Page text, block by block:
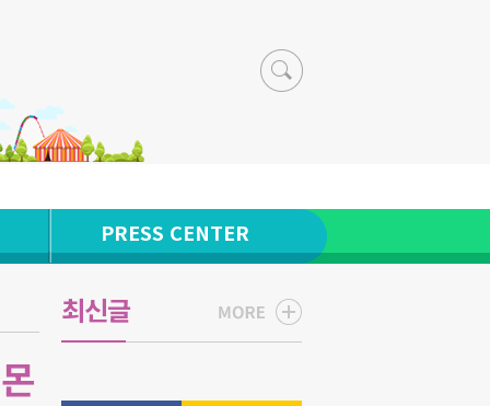
PRESS CENTER
최신글